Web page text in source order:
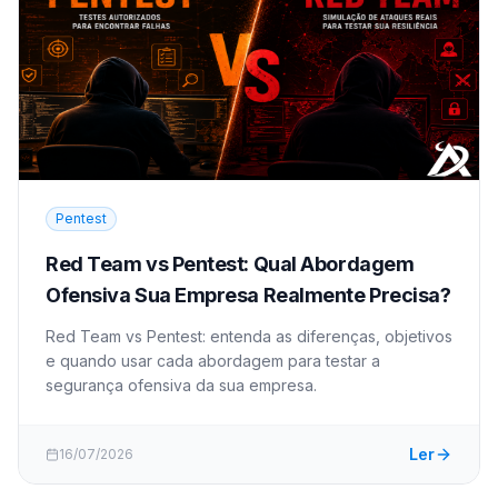
Pentest
Red Team vs Pentest: Qual Abordagem
Ofensiva Sua Empresa Realmente Precisa?
Red Team vs Pentest: entenda as diferenças, objetivos
e quando usar cada abordagem para testar a
segurança ofensiva da sua empresa.
16/07/2026 Ler